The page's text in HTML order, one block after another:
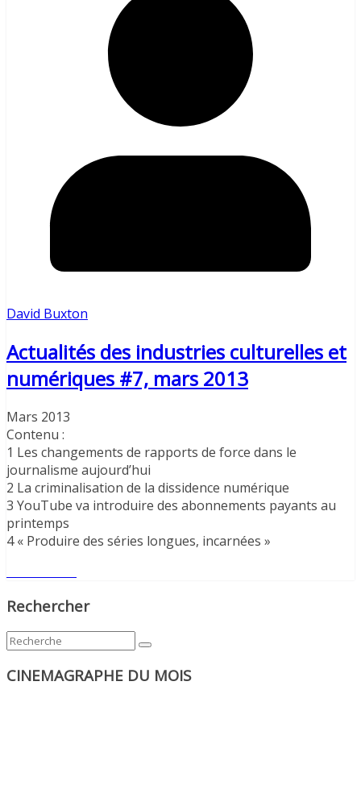
David Buxton
Actualités des industries culturelles et
numériques #7, mars 2013
Mars 2013
Contenu :
1 Les changements de rapports de force dans le
journalisme aujourd’hui
2 La criminalisation de la dissidence numérique
3 YouTube va introduire des abonnements payants au
printemps
4 « Produire des séries longues, incarnées »
Rechercher
CINEMAGRAPHE DU MOIS